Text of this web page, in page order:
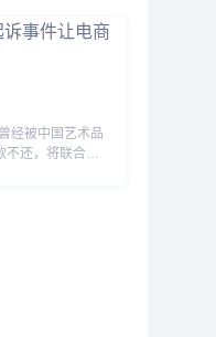
被中国艺术品
不还，将联合起